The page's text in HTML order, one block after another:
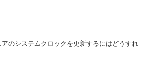
のシステムクロックを更新するにはどうすれ